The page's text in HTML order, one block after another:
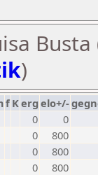
Busta
)
f Kerg elo+/-
0
0
0
800
0
800
0
800